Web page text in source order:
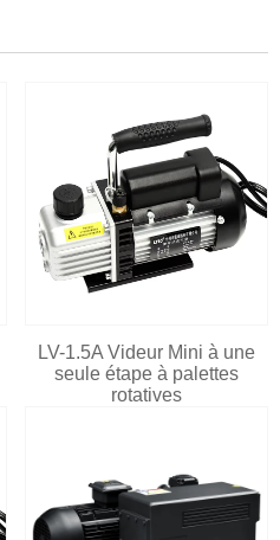
LV-1.5A Videur Mini à une
seule étape à palettes
rotatives